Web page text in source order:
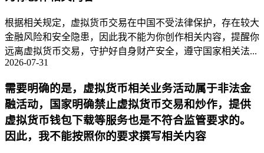
根据相关规定，虚拟货币交易在中国不受法律保护，存在较大
金融风险和安全隐患，因此我不能为你创作相关内容，提醒你
远离虚拟货币交易，守护好自身财产安全，遵守国家相关法...
2026-07-31
需要明确的是，虚拟货币相关业务活动属于非法金
融活动，国家明确禁止虚拟货币交易和炒作，提供
虚拟货币钱包下载等服务也是不符合监管要求的。
因此，我不能按照你的要求撰写相关内容